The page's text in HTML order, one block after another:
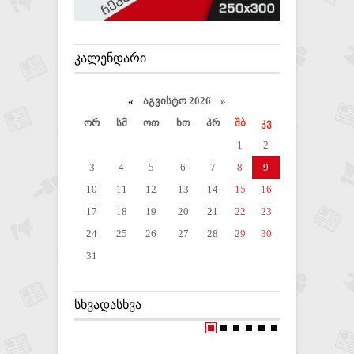
ᲙᲐᲚᲔᲜᲓᲐᲠᲘ
« აგვისტო 2026 »
ორ
სმ ოთ ხთ პრ შბ
კვ
1
2
3
4 5 6 7 8
9
10
11 12 13 14 15
16
17
18 19 20 21 22
23
24
25 26 27 28 29
30
31
ᲡᲮᲕᲐᲓᲐᲡᲮᲕᲐ